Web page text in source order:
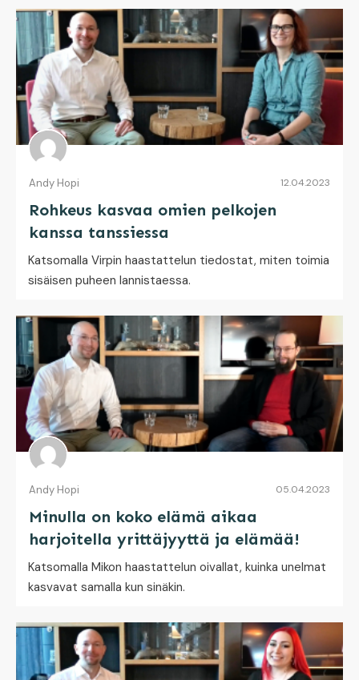
Andy Hopi 12.04.2023
Rohkeus kasvaa omien pelkojen
kanssa tanssiessa
Katsomalla Virpin haastattelun tiedostat, miten toimia
sisäisen puheen lannistaessa.
Andy Hopi 05.04.2023
Minulla on koko elämä aikaa
harjoitella yrittäjyyttä ja elämää!
Katsomalla Mikon haastattelun oivallat, kuinka unelmat
kasvavat samalla kun sinäkin.